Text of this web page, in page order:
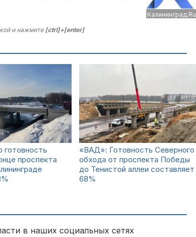
Калининград.Ru
и нажмите[ctrl]+[enter]
готовность
проспекта
«ВАД»: Готовность Северного
обхода от проспекта Победы
до Тенистой аллеи составляет
68%
в наших социальных сетях